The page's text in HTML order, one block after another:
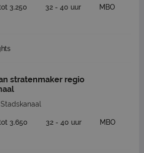
3.250 32 - 40 uur
MBO
stratenmaker regio
Stadskanaal
3.650 32 - 40 uur
MBO